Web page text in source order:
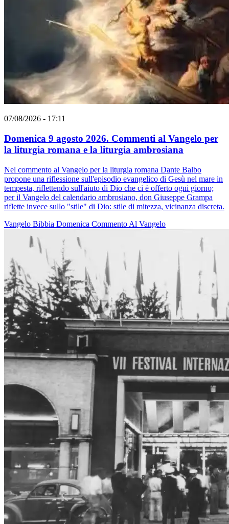
07/08/2026 - 17:11
Domenica 9 agosto 2026. Commenti al Vangelo per
la liturgia romana e la liturgia ambrosiana
Nel commento al Vangelo per la liturgia romana Dante Balbo
propone una riflessione sull'episodio evangelico di Gesù nel mare in
tempesta, riflettendo sull'aiuto di Dio che ci è offerto ogni giorno;
per il Vangelo del calendario ambrosiano, don Giuseppe Grampa
riflette invece sullo "stile" di Dio: stile di mitezza, vicinanza discreta.
Vangelo Bibbia Domenica Commento Al Vangelo